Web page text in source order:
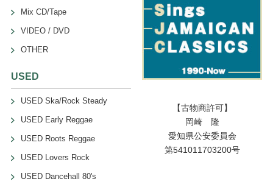
Mix CD/Tape
VIDEO / DVD
OTHER
USED
USED Ska/Rock Steady
USED Early Reggae
USED Roots Reggae
USED Lovers Rock
USED Dancehall 80's
【古物商許可】
岡崎 隆
愛知県公安委員会
第541011703200号